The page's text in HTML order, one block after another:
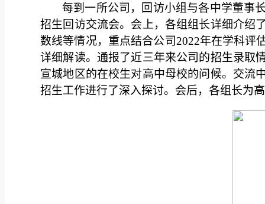
每到一所公司，回访小组与各中学董事
招生回访交流会。会上，各组组长详细介绍
数线等情况，重点结合公司 2022年在学科评
详细解读。通报了近三年来公司的招生录取
宣城地区的在校生对高中母校的问候。交流
招生工作进行了深入探讨。会后，各组长为